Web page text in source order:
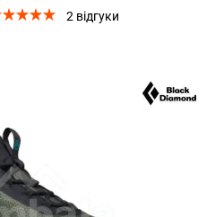
2 відгуки